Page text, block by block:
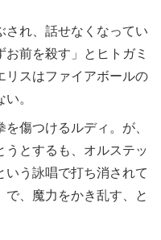
され、話せなくなってい
前を殺す」とヒトガミ
リスはファイアボールの
。
傷つけるルディ。が、
うとするも、オルステッ
いう詠唱で打ち消されて
で、魔力をかき乱す、と